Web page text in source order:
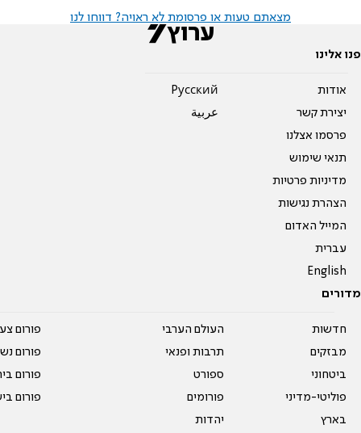
מצאתם טעות או פרסומת לא ראויה? דווחו לנו
פנו אלינו
אודות
יצירת קשר
פרסמו אצלנו
תנאי שימוש
מדיניות פרטיות
הצהרת נגישות
המייל האדום
עברית
English
Pусский
عربية
מדורים
חדשות
מבזקים
ביטחוני
פוליטי-מדיני
בארץ
העולם הערבי
תרבות ופנאי
ספורט
פורומים
יהדות
פורום
פורום
פורום
פורום